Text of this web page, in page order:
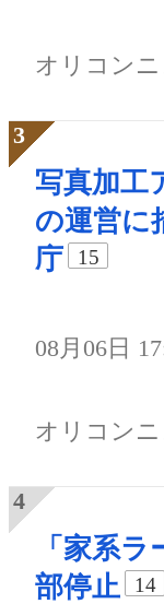
オリコンニ
写真加工
の運営
庁
15
08月06日
オリコンニ
「家系
部停止
14